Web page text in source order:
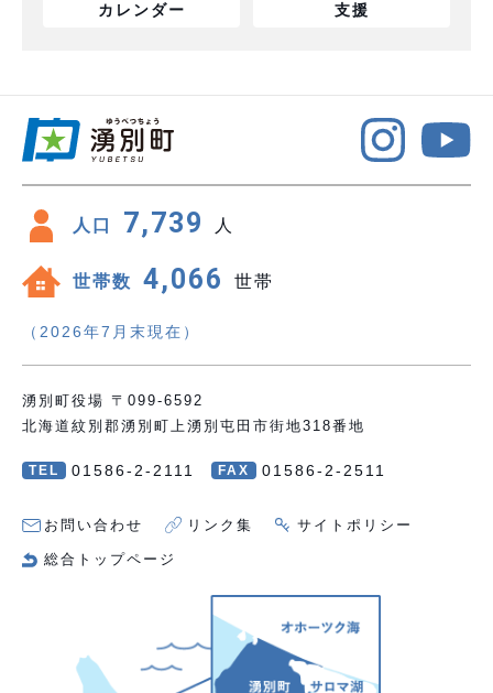
カレンダー
支援
人口 7,739 人
世帯数 4,066 世帯
（2026年7月末現在）
湧別町役場 〒099-6592
北海道紋別郡湧別町上湧別屯田市街地318番地
TEL 01586-2-2111 FAX 01586-2-2511
お問い合わせ リンク集 サイトポリシー
総合トップページ